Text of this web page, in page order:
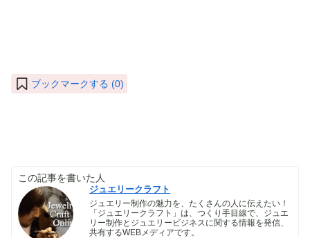
ブックマークする (0)
この記事を書いた人
ジュエリークラフト
ジュエリー制作の魅力を、たくさんの人に伝えたい！
「ジュエリークラフト」は、つくり手目線で、ジュエ
リー制作とジュエリービジネスに関する情報を発信、
共有するWEBメディアです。